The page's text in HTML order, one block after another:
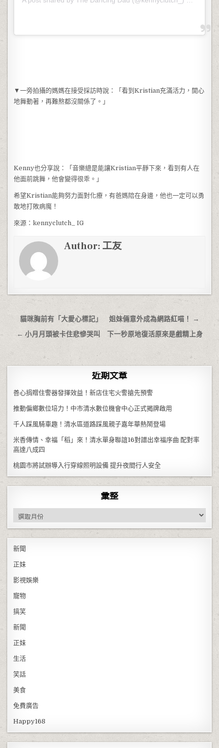
▼一旁拍攝的媽媽在接受採訪時說：「看到Kristian充滿活力，開心
地舞動著，再難熬都沒關係了。」
Kenny也分享說：「音樂總是能讓Kristian平靜下來，看到有人在
他面前跳舞，他會變得很乖。」
希望Kristian能夠努力面對化療，有爸媽陪在身邊，他也一定可以勇
敢地打敗病魔！
來源：kennyclutch_ IG
Author: 工友
文章導覽
貓咪胸前有「大愛心標記」 姐妹倆意外成為網路紅喵！ →
← 小月月頭被卡住悲慘哭叫 下一秒原地復活原來是戲精上身
近期文章
善心捐贈住警器發揮效益！新店住宅火警搶先預警
推動偏鄉數位培力！中市清水數位機會中心正式揭牌啟用
千人踩風騎車趣！清水區道路踩風親子嘉年華熱鬧登場
米香傳情、幸福「稻」來！清水單身聯誼16對譜出幸福序曲 配對率
高達八成四
桃園市將試辦導入行穿線照明設備 提升夜間行人安全
彙整
彙整
新聞
正妹
影視娛樂
寵物
搞笑
新聞
正妹
生活
笑話
美食
免費廣告
Happy168